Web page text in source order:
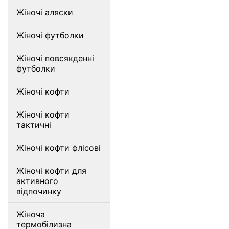
Жіночі аляски
Жіночі футболки
Жіночі повсякденні
футболки
Жіночі кофти
Жіночі кофти
тактичні
Жіночі кофти флісові
Жіночі кофти для
активного
відпочинку
Жіноча
термобілизна